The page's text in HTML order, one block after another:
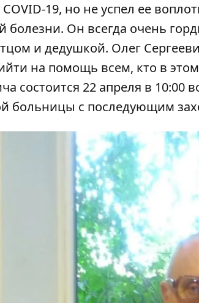
19, но не успел ее
болезни. Он всегда очень
и дедушкой. Олег
на помощь всем, кто в
состоится 22 апреля в 10:00
больницы с последующим